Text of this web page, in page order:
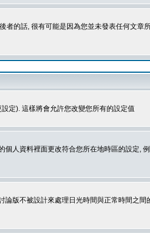
的話, 很有可能是因為您並未發表任何文章
定). 這樣將會允許您改變您所有的設定值
人資料裡面更改符合您所在地時區的設定,
版不被設計來處理日光時間與正常時間之